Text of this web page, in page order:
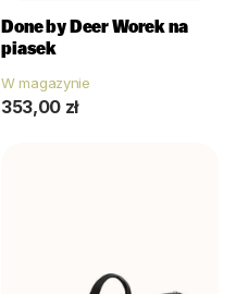
Done by DeerWorek na
piasek
W magazynie
353,00 zł